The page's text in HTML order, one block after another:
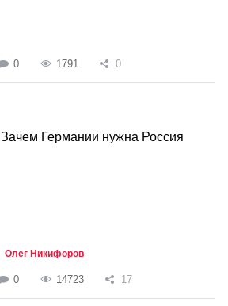
0 1791 0
Зачем Германии нужна Россия
Олег Никифоров
0 14723 17